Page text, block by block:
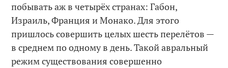
побывать аж в четырёх странах: Габон,
Израиль, Франция и Монако. Для этого
пришлось совершить целых шесть перелётов —
в среднем по одному в день. Такой авральный
режим существования совершенно